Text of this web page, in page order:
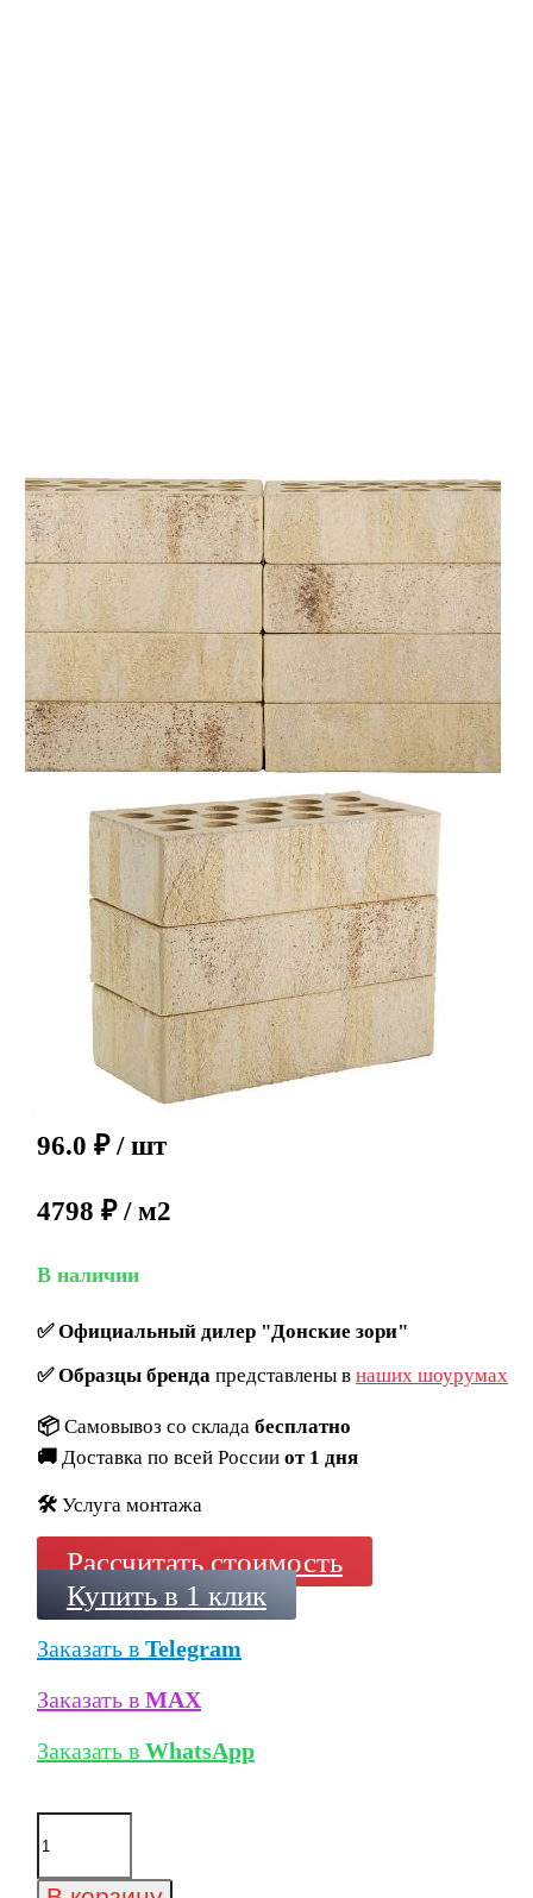
96.0 ₽ / шт
4798 ₽ / м2
В наличии
✅Официальный дилер "Донские зори"
✅Образцы брендапредставлены в наших шоурумах
📦 Самовывоз со склада бесплатно
🚚 Доставка по всей России от 1 дня
🛠️ Услуга монтажа
Рассчитать стоимость
Купить в 1 клик
Заказать в Telegram
Заказать в MAX
Заказать в WhatsApp
Количество
товара
облицовочный